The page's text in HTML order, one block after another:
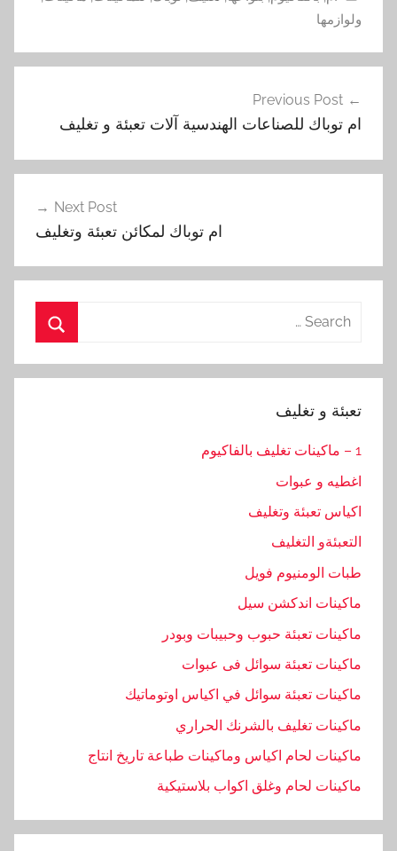
ولوازمها
المقالات
Previous Post
ام توباك للصناعات الهندسية آلات تعبئة و تغليف
Next Post
ام توباك لمكائن تعبئة وتغليف
Search
تعبئة و تغليف
1 – ماكينات تغليف بالفاكيوم
اغطيه و عبوات
اكياس تعبئة وتغليف
التعبئةو التغليف
طبات الومنيوم فويل
ماكينات اندكشن سيل
ماكينات تعبئة حبوب وحبيبات وبودر
ماكينات تعبئة سوائل فى عبوات
ماكينات تعبئة سوائل في اكياس اوتوماتيك
ماكينات تغليف بالشرنك الحراري
ماكينات لحام اكياس وماكينات طباعة تاريخ انتاج
ماكينات لحام وغلق اكواب بلاستيكية